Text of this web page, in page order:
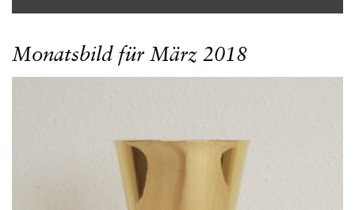
Monatsbild für März 2018